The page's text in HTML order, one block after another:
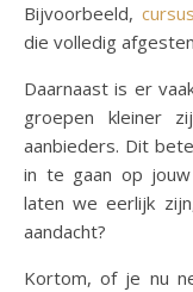
Bijvoorbeeld,
die volledig
Daarnaast is er
groepen kleiner
aanbieders. Dit
in te gaan op
laten we eerlijk
aandacht?
Kortom, of je nu